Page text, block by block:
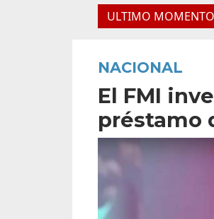
ULTIMO MOMENTO
en Obras Privadas Ley de
NACIONAL
El FMI
préstamo